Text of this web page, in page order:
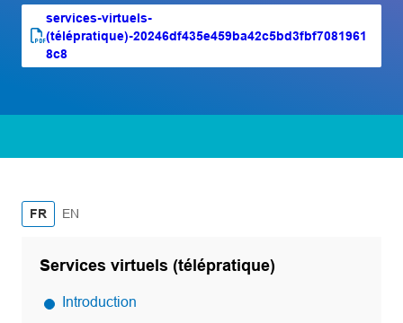
PDF file
services-virtuels-
(télépratique)-20246df435e459ba42c5bd3fbf7081961
8c8
(opens PDF)
(opens in a new tab)
FR English
EN
Services virtuels (télépratique)
Introduction